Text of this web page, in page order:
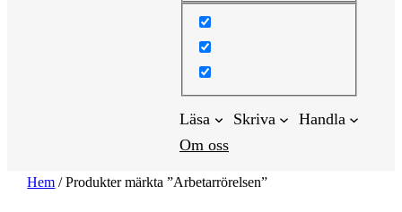
Läsa Skriva
Handla
Om oss
Hem / Produkter märkta ”Arbetarrörelsen”